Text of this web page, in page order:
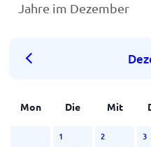
Jahre im Dezember
Mon Die Mit
1 2 3